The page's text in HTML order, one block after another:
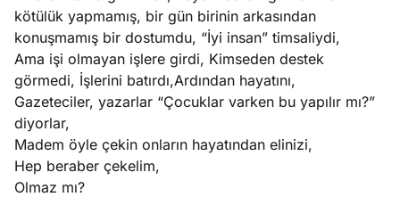
kötülük yapmamış, bir gün birinin arkasından
konuşmamış bir dostumdu, “İyi insan” timsaliydi,
Ama işi olmayan işlere girdi, Kimseden destek
görmedi, İşlerini batırdı,Ardından hayatını,
Gazeteciler, yazarlar “Çocuklar varken bu yapılır mı?”
diyorlar,
Madem öyle çekin onların hayatından elinizi,
Hep beraber çekelim,
Olmaz mı?